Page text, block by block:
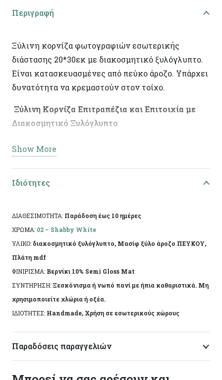
Περιγραφή
Ξύλινη κορνίζα φωτογραφιών εσωτερικής
διάστασης 20*30εκ με διακοσμητικό ξυλόγλυπτο.
Είναι κατασκευασμένες από πεύκο άροζο. Υπάρχει
δυνατότητα να κρεμαστούν στον τοίχο.
Ξύλινη Κορνίζα Επιτραπέζια και Επιτοιχία με
Διακοσμητικό Ξυλόγλυπτο
Αναβαθμίστε την αισθητική του χώρου σας με την
εξαιρετική μας ξύλινη κορνίζα, ιδανική τόσο για
κορνίζα διαθέτει μοναδικό ξυλόγλυπτο
αριστοκρατική πινελιά, συνδυάζοντας κλασικό και
μοντέρνο στυλ.
Χαρακτηριστικά:
Υλικό: Πεύκο άροζο
Διακοσμητικό ξυλόγλυπτο σχέδιο
Διάσταση: εσωτερική 20χ30εκ
Ιδανική για σπίτια, γραφεία ή ως δώρο
Show More
Ιδιότητες
ΔΙΑΘΕΣΙΜΟΤΗΤΑ: Παράδοση έως 10 ημέρες
ΧΡΩΜΑ: 02 – Shabby White
ΥΛΙΚΟ: διακοσμητικό ξυλόγλυπτο, Μασίφ ξύλο άροζο ΠΕΥΚΟΥ,
Πλάτη mdf
ΦΙΝΙΡΙΣΜΑ: Βερνίκι 10% Semi Gloss Mat
ΣΥΝΤΗΡΗΣΗ: Ξεσκόνισμα ή νωπό πανί με ήπια καθαριστικά. Μη
χρησιμοποιείτε χλώρια ή οξέα.
ΙΔΙΟΤΗΤΕΣ: Handmade, Χρήση σε εσωτερικούς χώρους
Παραδόσεις παραγγελιών